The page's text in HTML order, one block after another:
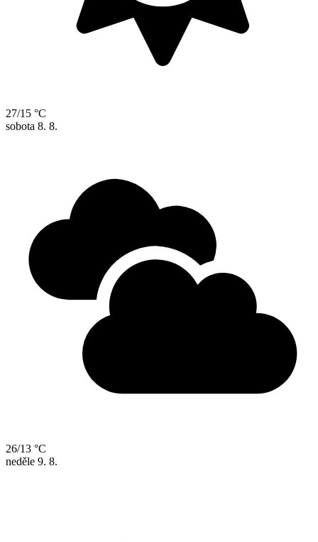
27/15 °C
sobota 8. 8.
26/13 °C
neděle 9. 8.